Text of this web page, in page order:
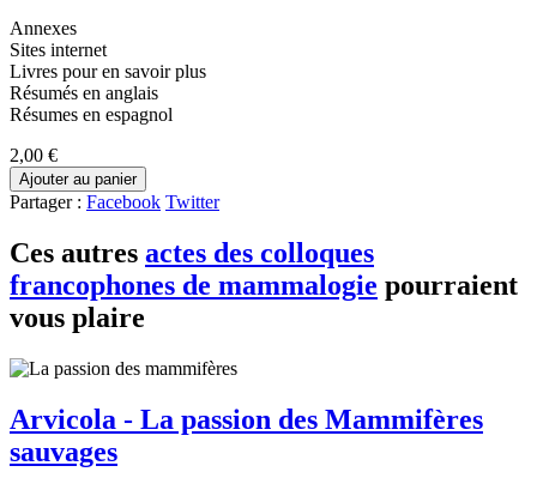
Annexes
Sites internet
Livres pour en savoir plus
Résumés en anglais
Résumes en espagnol
2,00 €
Ajouter au panier
Partager : Facebook Twitter
Ces autres actes des colloques
francophones de mammalogie pourraient
vous plaire
Arvicola - La passion des Mammifères
sauvages